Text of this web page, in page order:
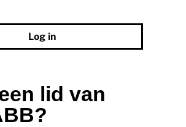
Log in
lid van